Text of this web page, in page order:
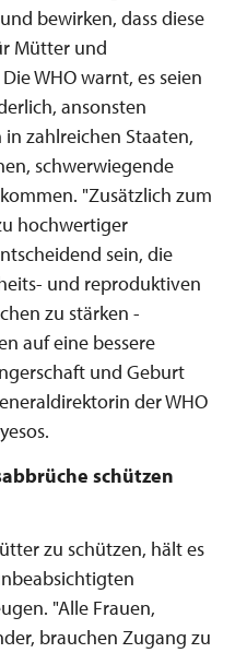
bewirken, dass diese
Mütter und
WHO warnt, es seien
ansonsten
zahlreichen Staaten,
schwerwiegende
"Zusätzlich zum
hochwertiger
sein, die
und reproduktiven
zu stärken -
auf eine bessere
und Geburt
der WHO
schützen
zu schützen, hält es
"Alle Frauen,
brauchen Zugang zu